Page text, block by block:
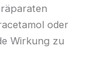
oder
Wirkung zu